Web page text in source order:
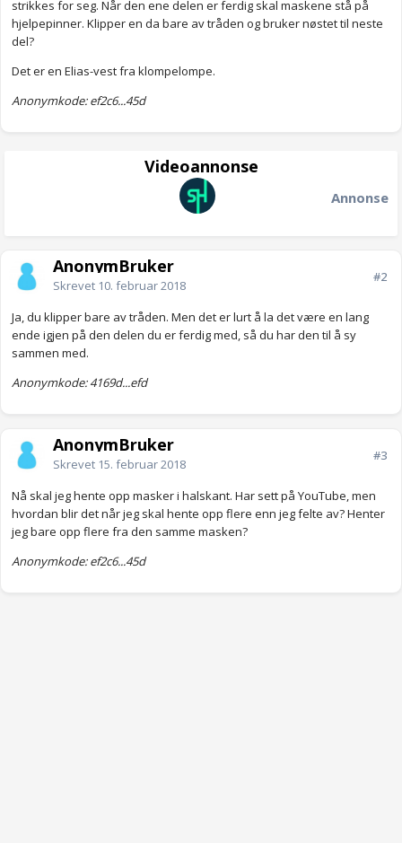
strikkes for seg. Når den ene delen er ferdig skal maskene stå på
hjelpepinner. Klipper en da bare av tråden og bruker nøstet til neste
del?
Det er en Elias-vest fra klompelompe.
Anonymkode: ef2c6...45d
Videoannonse
Annonse
AnonymBruker
Skrevet 10. februar 2018
#2
Ja, du klipper bare av tråden. Men det er lurt å la det være en lang
ende igjen på den delen du er ferdig med, så du har den til å sy
sammen med.
Anonymkode: 4169d...efd
AnonymBruker
Skrevet 15. februar 2018
#3
Nå skal jeg hente opp masker i halskant. Har sett på YouTube, men
hvordan blir det når jeg skal hente opp flere enn jeg felte av? Henter
jeg bare opp flere fra den samme masken?
Anonymkode: ef2c6...45d